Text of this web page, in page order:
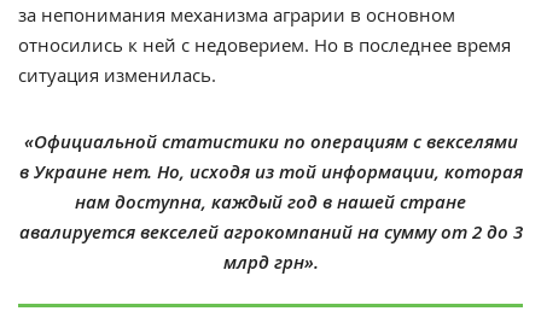
за непонимания механизма аграрии в основном
относились к ней с недоверием. Но в последнее время
ситуация изменилась. ‎
«‎Официальной статистики по операциям с векселями
в Украине нет. Но, исходя из той информации, которая
нам доступна, каждый год в нашей стране
авалируется векселей агрокомпаний на сумму от 2 до 3
млрд грн».